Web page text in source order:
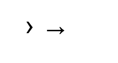
› →